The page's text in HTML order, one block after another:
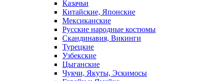
Казачьи
Китайские, Японские
Мексиканские
Русские народные костюмы
Скандинавия, Викинги
Турецкие
Узбекские
Цыганские
Чукчи, Якуты, Эскимосы